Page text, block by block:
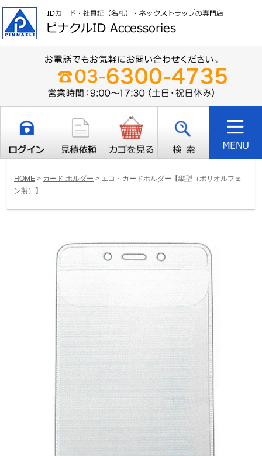
HOME > カード ホルダー > エコ・カードホルダー【縦型（ポリオルフェ
ン製）】